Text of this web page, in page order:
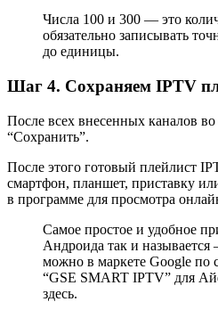
Числа 100 и 300 — это
обязательно записывать
до единицы.
Шаг 4. Сохраняем IPTV
После всех внесенных каналов
“Сохранить”.
После этого готовый плейлист
смартфон, планшет, приставку
в программе для просмотра
Самое простое и удобное
Андроида так и называется
можно в маркете Google по
“GSE SMART IPTV” для
здесь.